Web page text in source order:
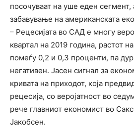
посочуваат на уше еден сегмент,
забавување на американската
– Рецесијата во САД е многу
квартал на 2019 година, растот
помеѓу 0,2 и 0,3 проценти, па
негативен. Јасен сигнал за
кривата на приходот, која
рецесија, со веројатност во
рече главниот економист во
Јакобсен.